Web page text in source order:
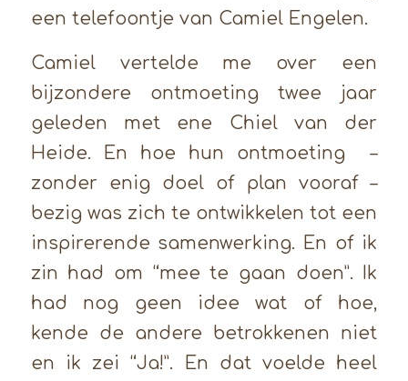
een telefoontje van Camiel Engelen.
Camiel vertelde me over een
bijzondere ontmoeting twee jaar
geleden met ene Chiel van der
Heide. En hoe hun ontmoeting –
zonder enig doel of plan vooraf –
bezig was zich te ontwikkelen tot een
inspirerende samenwerking. En of ik
zin had om “mee te gaan doen”. Ik
had nog geen idee wat of hoe,
kende de andere betrokkenen niet
en ik zei “Ja!”. En dat voelde heel